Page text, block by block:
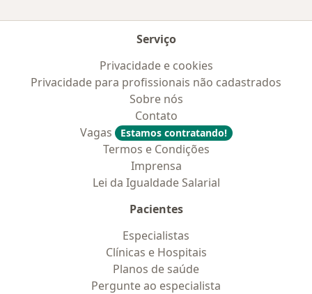
Serviço
Privacidade e cookies
Privacidade para profissionais não cadastrados
Sobre nós
Contato
Vagas
Estamos contratando!
Termos e Condições
Imprensa
Lei da Igualdade Salarial
Pacientes
Especialistas
Clínicas e Hospitais
Planos de saúde
Pergunte ao especialista